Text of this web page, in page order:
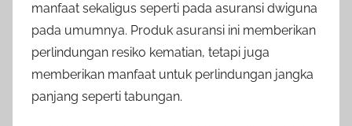
manfaat sekaligus seperti pada asuransi dwiguna
pada umumnya. Produk asuransi ini memberikan
perlindungan resiko kematian, tetapi juga
memberikan manfaat untuk perlindungan jangka
panjang seperti tabungan.